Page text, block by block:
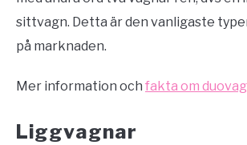
sittvagn. Detta är den vanligaste
på marknaden.
Mer information och fakta om
Liggvagnar